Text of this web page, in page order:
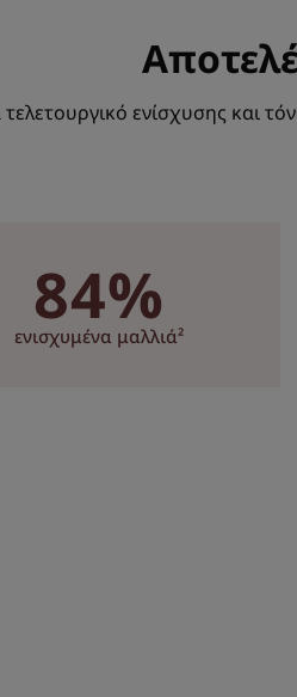
ενίσχυσης και
84%
ενισχυμένα μαλλιά²